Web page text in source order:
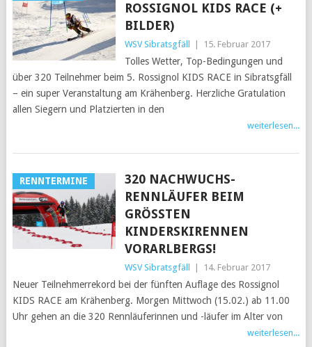
ROSSIGNOL KIDS RACE (+
BILDER)
WSV Sibratsgfäll 15. Februar 2017
Tolles Wetter, Top-Bedingungen und
über 320 Teilnehmer beim 5. Rossignol KIDS RACE in Sibratsgfäll
– ein super Veranstaltung am Krähenberg. Herzliche Gratulation
allen Siegern und Platzierten in den
weiterlesen...
RENNTERMINE
320 NACHWUCHS-
RENNLÄUFER BEIM
GRÖSSTEN K
INDERSKIRENNEN V
ORARLBERGS!
WSV Sibratsgfäll 14. Februar 2017
Neuer Teilnehmerrekord bei der fünften Auflage des Rossignol
KIDS RACE am Krähenberg. Morgen Mittwoch (15.02.) ab 11.00
Uhr gehen an die 320 Rennläuferinnen und -läufer im Alter von
weiterlesen...